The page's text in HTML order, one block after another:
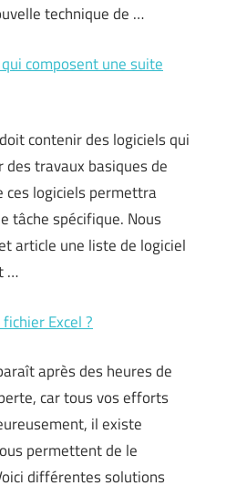
technique de …
composent une suite
contenir des logiciels qui
travaux basiques de
ces logiciels permettra
tâche spécifique. Nous
article une liste de logiciel
…
Excel ?
après des heures de
car tous vos efforts
il existe
permettent de le
différentes solutions